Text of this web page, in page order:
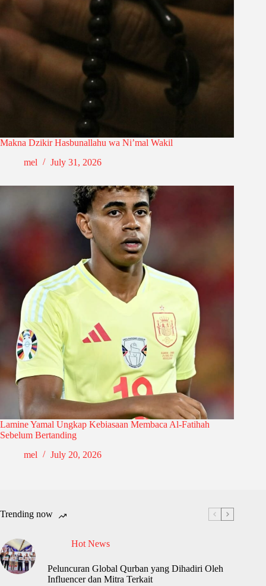
Makna Dzikir Hasbunallahu wa Ni’mal Wakil
mel
July 31, 2026
Lamine Yamal Ungkap Kebiasaan Membaca Al-Fatihah
Sebelum Bertanding
mel
July 20, 2026
Trending now
Hot News
Peluncuran Global Qurban yang Dihadiri Oleh
Influencer dan Mitra Terkait